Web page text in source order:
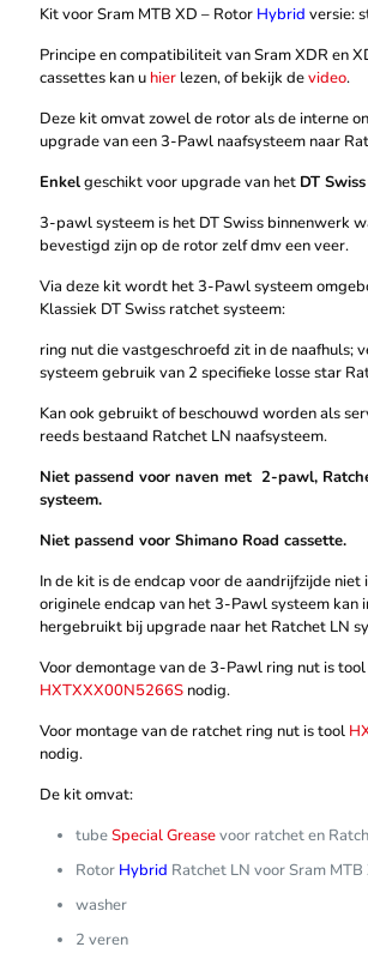
Kit voor Sram MTB XD – Rotor Hybrid versie:
Principe en compatibiliteit van Sram XDR en
cassettes kan u hier lezen, of bekijk devideo.
Deze kit omvat zowel de rotor als de interne
upgrade van een 3-Pawl naafsysteem naar
Enkelgeschikt voor upgrade van het DT
3-pawl systeem is het DT Swiss binnenwerk
bevestigd zijn op de rotor zelf dmv een veer.
Via deze kit wordt het 3-Pawl systeem
Klassiek DT Swiss ratchet systeem:
ring nut die vastgeschroefd zit in de naafhuls;
systeem gebruik van 2 specifieke losse star
Kan ook gebruikt of beschouwd worden als
reeds bestaand Ratchet LN naafsysteem.
Niet passend voor naven met 2-pawl,
systeem.
Niet passend voor Shimano Road cassette.
In de kit is de endcap voor de aandrijfzijde niet
originele endcap van het 3-Pawl systeem kan
hergebruikt bij upgrade naar het Ratchet LN
Voor demontage van de 3-Pawl ring nut is tool
HXTXXX00N5266S nodig.
Voor montage van de ratchet ring nut is tool
nodig.
De kit omvat:
tubeSpecial Greasevoor ratchet en
Rotor Hybrid Ratchet LN voor Sram MTB
washer
2 veren